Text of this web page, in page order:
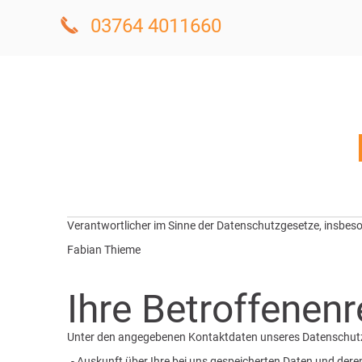
03764 4011660
Verantwortlicher im Sinne der Datenschutzgesetze,
Fabian Thieme
Ihre
Unter den angegebenen Kontaktdaten unseres